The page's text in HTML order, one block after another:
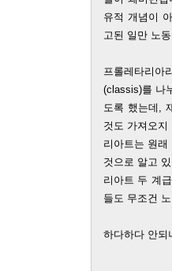
유적 개념이
고된 일만 노
프롤레타리아
(classis)를 나
도록 했는데,
것도 가져오
리아트는 원
것으로 알고
리아트 두 계
들도 무조건
하다하다 안되